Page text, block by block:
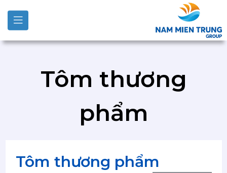
Tôm thương
phẩm
Tôm thương phẩm